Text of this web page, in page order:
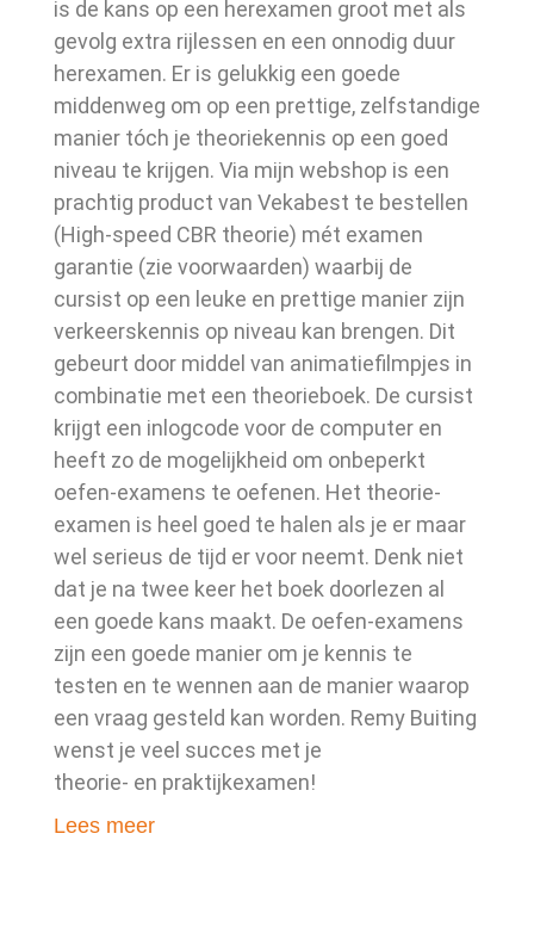
is de kans op een herexamen groot met als
gevolg extra rijlessen en een onnodig duur
herexamen. Er is gelukkig een goede
middenweg om op een prettige, zelfstandige
manier tóch je theoriekennis op een goed
niveau te krijgen. Via mijn webshop is een
prachtig product van Vekabest te bestellen
(High-speed CBR theorie) mét examen
garantie (zie voorwaarden) waarbij de
cursist op een leuke en prettige manier zijn
verkeerskennis op niveau kan brengen. Dit
gebeurt door middel van animatiefilmpjes in
combinatie met een theorieboek. De cursist
krijgt een inlogcode voor de computer en
heeft zo de mogelijkheid om onbeperkt
oefen-examens te oefenen. Het theorie-
examen is heel goed te halen als je er maar
wel serieus de tijd er voor neemt. Denk niet
dat je na twee keer het boek doorlezen al
een goede kans maakt. De oefen-examens
zijn een goede manier om je kennis te
testen en te wennen aan de manier waarop
een vraag gesteld kan worden. Remy Buiting
wenst je veel succes met je
theorie- en praktijkexamen!
Lees meer